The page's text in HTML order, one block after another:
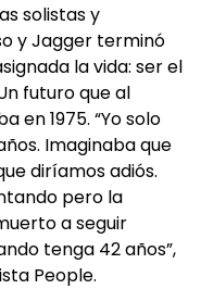
solistas y
y Jagger terminó
la vida: ser el
futuro que al
en 1975. “Yo solo
Imaginaba que
diríamos adiós.
pero la
a seguir
tenga 42 años”,
People.